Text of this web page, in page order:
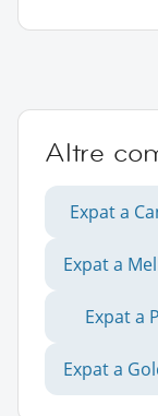
Altre
Expat a
Expat a
Expat a
Expat a